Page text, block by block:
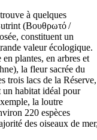
à quelques
(Βουθρωτό/
constituent un
valeur écologique.
plantes, en arbres et
), la fleur sacrée du
trois lacs de la Réserve,
habitat idéal pour
la loutre
220 espèces
des oiseaux de